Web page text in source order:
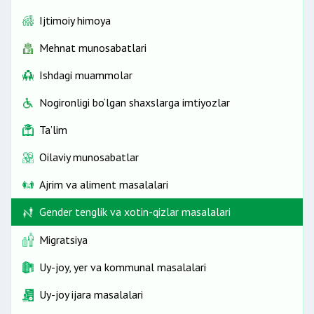
chora-tadbirlar
Ayollarga nisbatan kamsitishning barcha shakllariga
protokol
sohasida xotin-qizlar va erkaklar uchun teng huquq
Gender jihatlarni hisobga olgan holda rejalashtirish
vazifalar
Gender statistikasi yuritilishini takomillashtirish
Gender strategiyasini amalga oshirishdan
kutilayotgan natijalar
monitoring qilish
Ijtimoiy himoya
Mehnat munosabatlari
Ishdagi muammolar
Nogironligi bo‘lgan shaxslarga imtiyozlar
Ta’lim
Oilaviy munosabatlar
Ajrim va aliment masalalari
Gender tenglik va xotin-qizlar masalalari
Migratsiya
Uy-joy, yer va kommunal masalalari
Uy-joy ijara masalalari